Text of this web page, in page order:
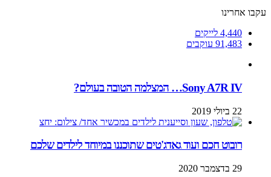
עקבו אחרינו
4,440 לייקים
91,483 עוקבים
Sony A7R IV… המצלמה הטובה בעולם?
22 ביולי 2019
רובוט חכם ועוד גאדג'טים שתוכננו במיוחד לילדים שלכם
29 בדצמבר 2020